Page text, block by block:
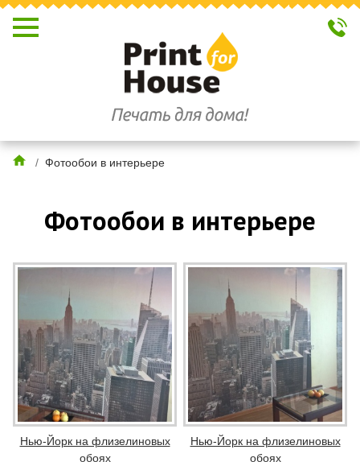
/ Фотообои в интерьере
Фотообои в интерьере
Нью-Йорк на флизелиновых
обоях
Нью-Йорк на флизелиновых
обоях